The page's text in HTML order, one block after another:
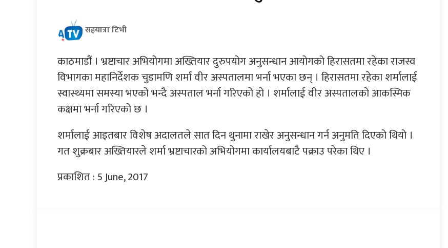
सहयात्रा टिभी
काठमाडौं । भ्रष्टाचार अभियोगमा अख्तियार दुरुपयोग अनुसन्धान आयोगको हिरासतमा रहेका राजस्व
विभागका महानिर्देशक चुडामणि शर्मा वीर अस्पतालमा भर्ना भएका छन् । हिरासतमा रहेका शर्मालाई
स्वास्थ्यमा समस्या भएको भन्दै अस्पताल भर्ना गरिएको हो । शर्मालाई वीर अस्पतालको आकस्मिक
कक्षमा भर्ना गरिएको छ ।
शर्मालाई आइतबार विशेष अदालतले सात दिन थुनामा राखेर अनुसन्धान गर्न अनुमति दिएको थियो ।
गत शुक्रबार अख्तियारले शर्मा भ्रष्टाचारको अभियोगमा कार्यालयबाटै पक्राउ परेका थिए ।
प्रकाशित : 5 June, 2017